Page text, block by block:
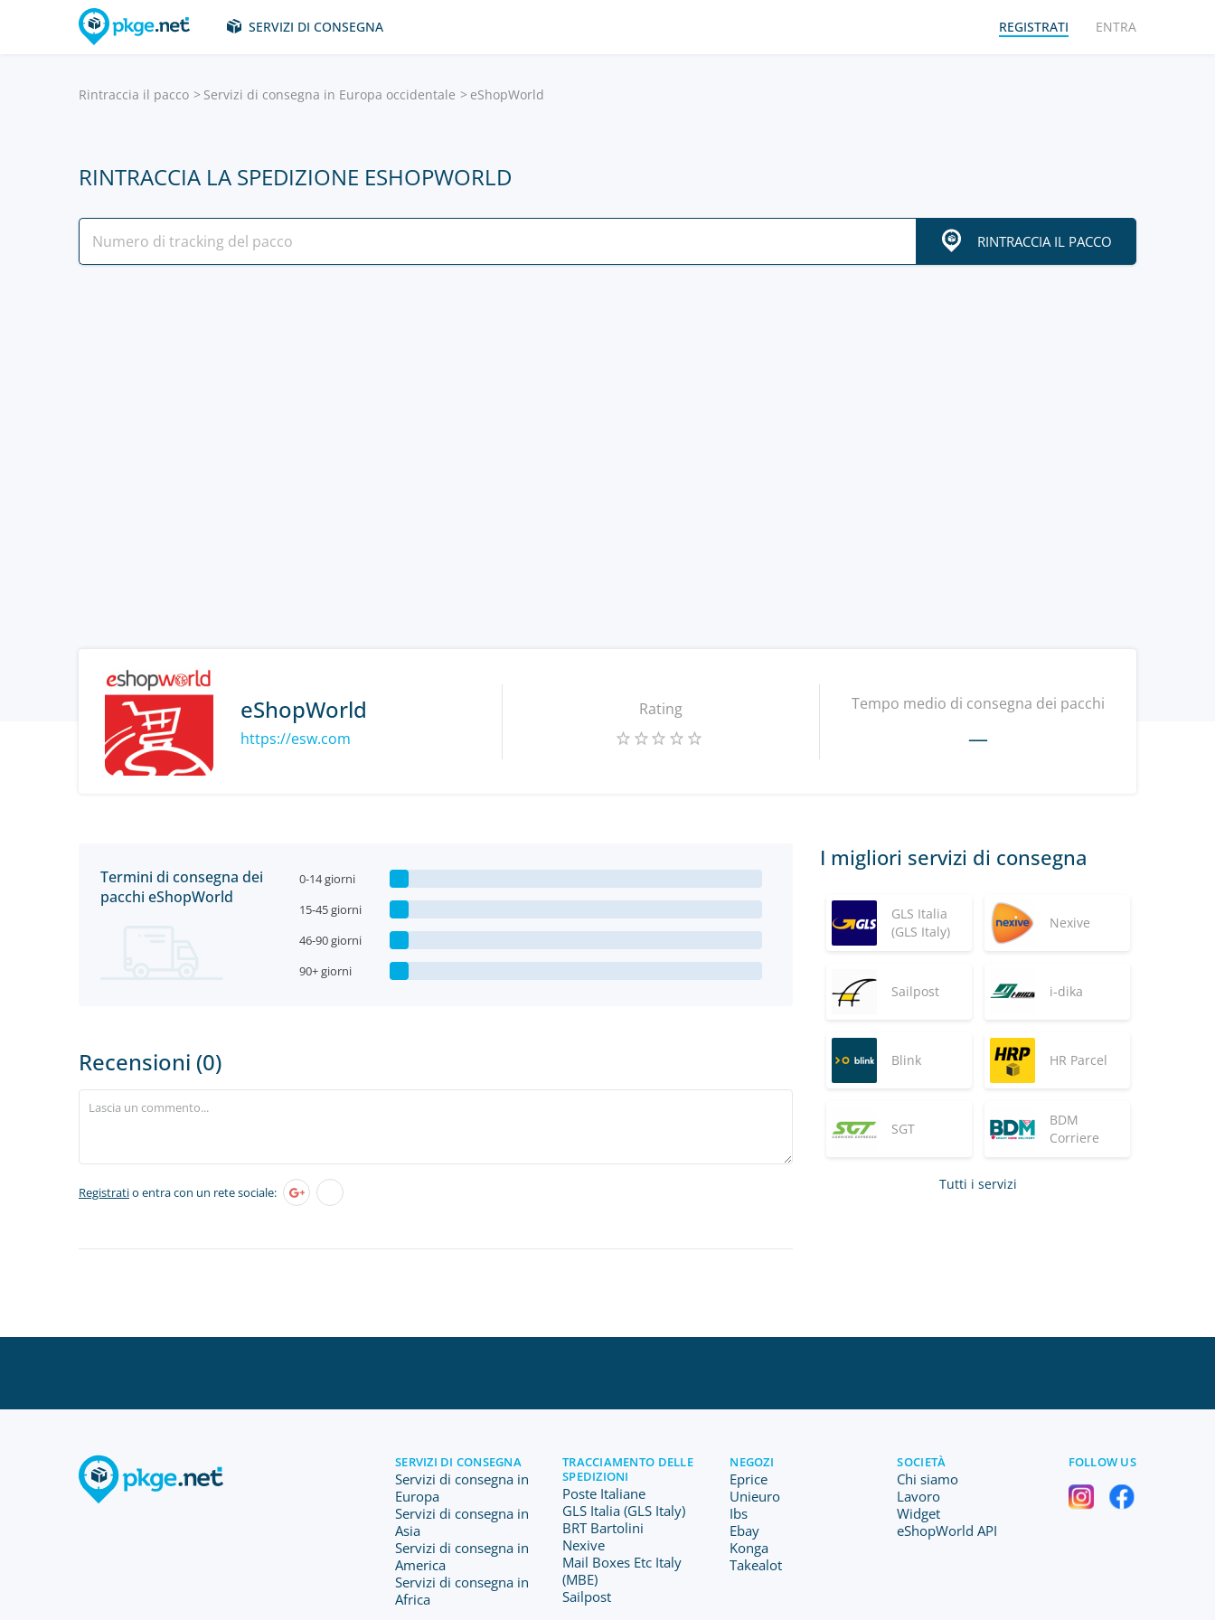
SERVIZI DI CONSEGNA REGISTRATI ENTRA
Rintraccia il pacco Servizi di consegna in Europa occidentale eShopWorld
RINTRACCIA LA SPEDIZIONE ESHOPWORLD
RINTRACCIA IL PACCO
eShopWorld
https://esw.com
Rating Tempo medio di consegna dei pacchi
—
Termini di consegna dei
pacchi eShopWorld
0-14 giorni
15-45 giorni
46-90 giorni
90+ giorni
Recensioni (0)
Registratio entra con un rete sociale:
I migliori servizi di consegna
GLS Italia
(GLS Italy)
Nexive
Sailpost i-dika
Blink HR Parcel
SGT
BDM
Corriere
Tutti i servizi
SERVIZI DI CONSEGNA
Servizi di consegna in
Europa
Servizi di consegna in
Asia
Servizi di consegna in
America
Servizi di consegna in
Africa
TRACCIAMENTO DELLE
SPEDIZIONI
Poste Italiane
GLS Italia (GLS Italy)
BRT Bartolini
Nexive
Mail Boxes Etc Italy
(MBE)
Sailpost
NEGOZI
Eprice
Unieuro
Ibs
Ebay
Konga
Takealot
SOCIETÀ
Chi siamo
Lavoro
Widget
eShopWorld API
FOLLOW US